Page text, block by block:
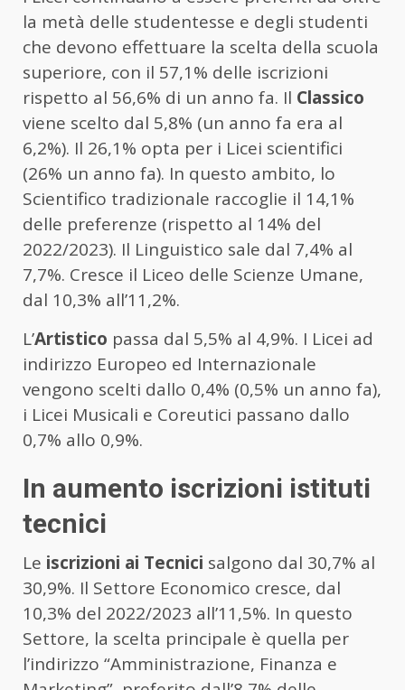
la metà delle studentesse e degli studenti
che devono effettuare la scelta della scuola
superiore, con il 57,1% delle iscrizioni
rispetto al 56,6% di un anno fa. Il Classico
viene scelto dal 5,8% (un anno fa era al
6,2%). Il 26,1% opta per i Licei scientifici
(26% un anno fa). In questo ambito, lo
Scientifico tradizionale raccoglie il 14,1%
delle preferenze (rispetto al 14% del
2022/2023). Il Linguistico sale dal 7,4% al
7,7%. Cresce il Liceo delle Scienze Umane,
dal 10,3% all’11,2%.
L’Artistico passa dal 5,5% al 4,9%. I Licei ad
indirizzo Europeo ed Internazionale
vengono scelti dallo 0,4% (0,5% un anno fa),
i Licei Musicali e Coreutici passano dallo
0,7% allo 0,9%.
In aumento iscrizioni istituti
tecnici
Le iscrizioni ai Tecnici salgono dal 30,7% al
30,9%. Il Settore Economico cresce, dal
10,3% del 2022/2023 all’11,5%. In questo
Settore, la scelta principale è quella per
l’indirizzo “Amministrazione, Finanza e